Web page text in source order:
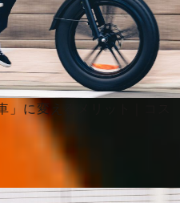
」に変えるメリット｜コス